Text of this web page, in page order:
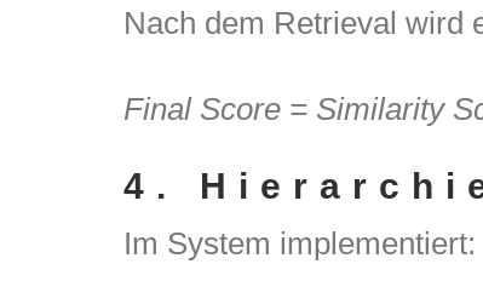
Nach dem Retrieval wird
Final Score = Similarity
4.
Im System implementiert: